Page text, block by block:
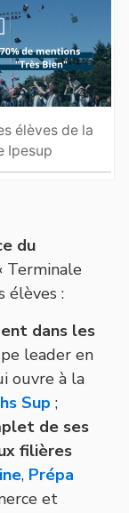
élèves de la
Ipesup
du
Terminale
élèves :
dans les
leader en
ouvre à la
Sup ;
de ses
filières
, Prépa
et